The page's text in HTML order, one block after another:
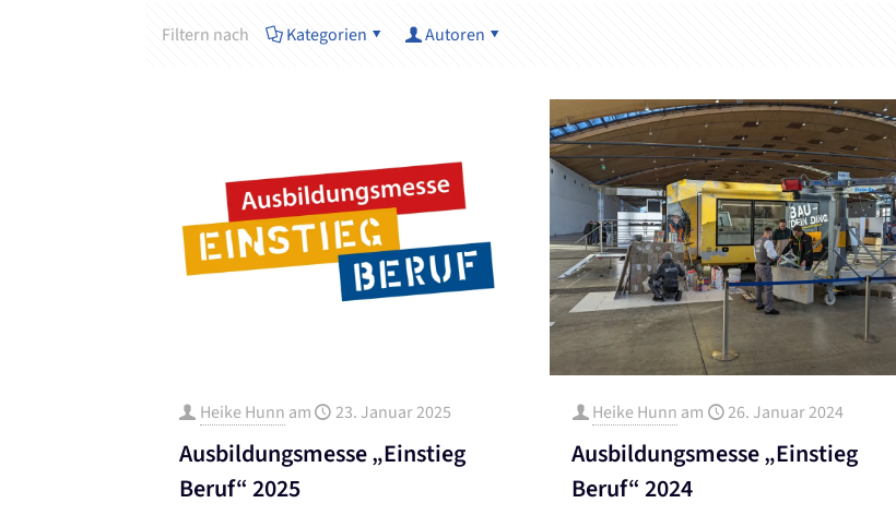
Filtern nach Kategorien Autoren
Heike Hunn am 23. Januar 2025
Ausbildungsmesse „Einstieg
Beruf“ 2025
Heike Hunn am 26. Januar 2024
Ausbildungsmesse „Einstieg
Beruf“ 2024